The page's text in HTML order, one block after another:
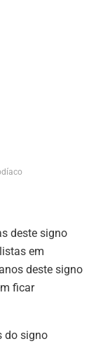
deste signo
em
deste signo
ficar
do signo